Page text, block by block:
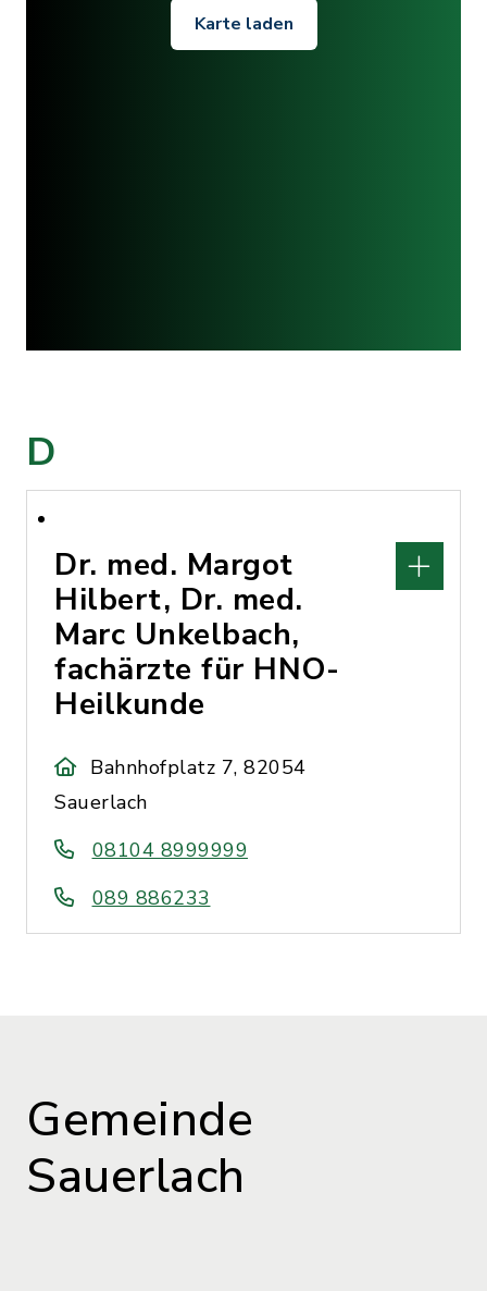
Karte laden
D
Dr. med. Margot
Hilbert, Dr. med.
Marc Unkelbach,
fachärzte für HNO-
Heilkunde
Bahnhofplatz 7, 82054
Sauerlach
08104 8999999
089 886233
Gemeinde
Sauerlach